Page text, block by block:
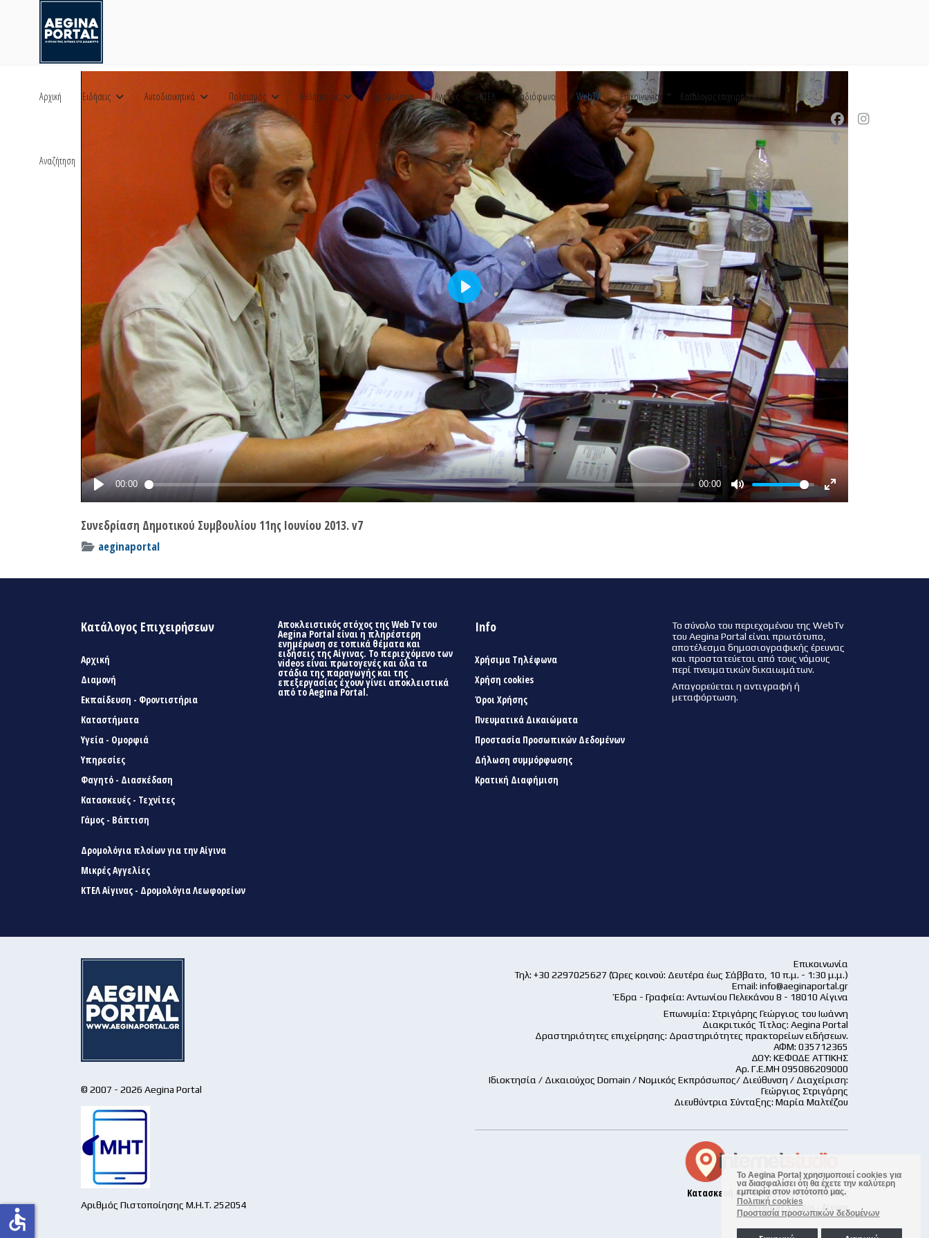
Το Aegina Portal χρησιμοποιεί cookies για
να διασφαλίσει ότι θα έχετε την καλύτερη
εμπειρία στον ιστότοπό μας.
Πολιτική cookies
Προστασία προσωπικών δεδομένων
Αρχική Ειδήσεις Αυτοδιοικητικά Πολιτισμός Αθλητισμός Δρομολόγια Αγγελίες ΚΤΕΛ Ραδιόφωνο WebTV Επικοινωνία Κατάλογος επιχειρήσεων
Αναζήτηση
Συνεδρίαση Δημοτικού Συμβουλίου 11ης Ιουνίου 2013. v7
aeginaportal
Κατάλογος Επιχειρήσεων
Αρχική
Διαμονή
Εκπαίδευση - Φροντιστήρια
Καταστήματα
Υγεία - Ομορφιά
Υπηρεσίες
Φαγητό - Διασκέδαση
Κατασκευές - Τεχνίτες
Γάμος - Βάπτιση
Δρομολόγια πλοίων για την Αίγινα
Μικρές Αγγελίες
ΚΤΕΛ Αίγινας - Δρομολόγια Λεωφορείων
Αποκλειστικός στόχος της Web Tv του
Aegina Portal είναι η πληρέστερη
ενημέρωση σε τοπικά θέματα και
ειδήσεις της Αίγινας. Το περιεχόμενο των
videos είναι πρωτογενές και όλα τα
στάδια της παραγωγής και της
επεξεργασίας έχουν γίνει αποκλειστικά
από το Aegina Portal.
Info
Χρήσιμα Τηλέφωνα
Χρήση cookies
Όροι Χρήσης
Πνευματικά Δικαιώματα
Προστασία Προσωπικών Δεδομένων
Δήλωση συμμόρφωσης
Κρατική Διαφήμιση
Το σύνολο του περιεχομένου της WebTv
του Aegina Portal είναι πρωτότυπο,
αποτέλεσμα δημοσιογραφικής έρευνας
και προστατεύεται από τους νόμους
περί πνευματικών δικαιωμάτων.
Απαγορεύεται η αντιγραφή ή
μεταφόρτωση.
© 2007 - 2026 Aegina Portal
Αριθμός Πιστοποίησης Μ.Η.Τ. 252054
Επικοινωνία
Τηλ: +30 2297025627 (Ώρες κοινού: Δευτέρα έως Σάββατο, 10 π.μ. - 1:30 μ.μ.)
Email: info@aeginaportal.gr
Έδρα - Γραφεία: Αντωνίου Πελεκάνου 8 - 18010 Αίγινα
Επωνυμία: Στριγάρης Γεώργιος του Ιωάννη
Διακριτικός Τίτλος: Aegina Portal
Δραστηριότητες επιχείρησης: Δραστηριότητες πρακτορείων ειδήσεων.
ΑΦΜ: 035712365
ΔΟΥ: ΚΕΦΟΔΕ ΑΤΤΙΚΗΣ
Αρ. Γ.Ε.ΜΗ 095086209000
Ιδιοκτησία / Δικαιούχος Domain / Νομικός Εκπρόσωπος/ Διεύθυνση / Διαχείριση:
Γεώργιος Στριγάρης
Διευθύντρια Σύνταξης: Μαρία Μαλτέζου
Κατασκευή και Φιλοξενία Ιστοσελίδας
Internet Studio - Αίγινα
accessible